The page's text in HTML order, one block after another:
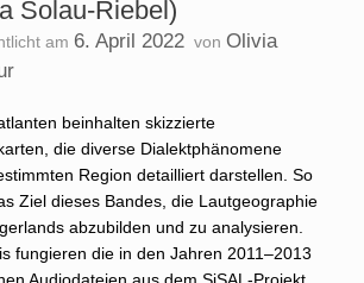
Solau-Riebel)
am 6. April 2022 von Olivia
beinhalten skizzierte
die diverse Dialektphänomene
Region detailliert darstellen. So
Ziel dieses Bandes, die Lautgeographie
abzubilden und zu analysieren.
fungieren die in den Jahren 2011–2013